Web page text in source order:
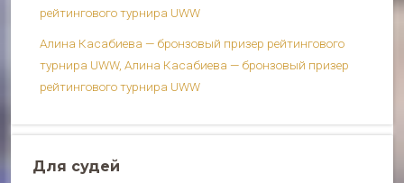
рейтингового турнира UWW
Алина Касабиева — бронзовый призер рейтингового
турнира UWW, Алина Касабиева — бронзовый призер
рейтингового турнира UWW
Для судей